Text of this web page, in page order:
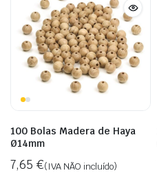
100 Bolas Madera de Haya
Ø14mm
7,65 €(IVA NÃO incluído)